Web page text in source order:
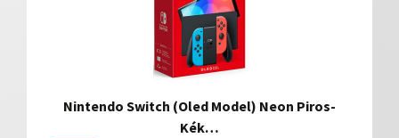
Nintendo Switch (Oled Model) Neon Piros-
Kék…